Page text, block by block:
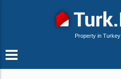
Property in Turkey